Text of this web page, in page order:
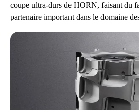
coupe ultra-durs de HORN, faisant du
partenaire important dans le domaine